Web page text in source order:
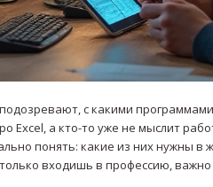
с какими программами
Excel, а кто-то уже не мыслит
понять: какие из них нужны
входишь в профессию,